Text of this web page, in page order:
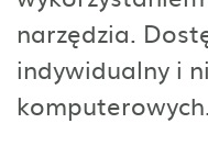
narzędzia.
indywidualny i